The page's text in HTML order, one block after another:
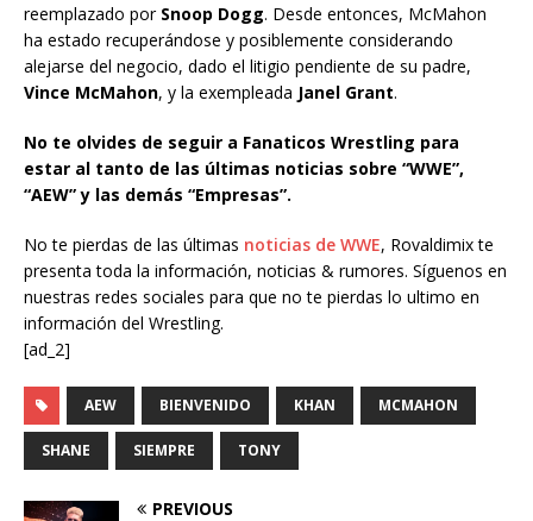
reemplazado por Snoop Dogg. Desde entonces, McMahon
ha estado recuperándose y posiblemente considerando
alejarse del negocio, dado el litigio pendiente de su padre,
Vince McMahon, y la exempleada Janel Grant.
No te olvides de seguir a Fanaticos Wrestling para
estar al tanto de las últimas noticias sobre “WWE”,
“AEW” y las demás “Empresas”.
No te pierdas de las últimas noticias de WWE, Rovaldimix te
presenta toda la información, noticias & rumores. Síguenos en
nuestras redes sociales para que no te pierdas lo ultimo en
información del Wrestling.
[ad_2]
AEW BIENVENIDO KHAN MCMAHON
SHANE SIEMPRE TONY
PREVIOUS